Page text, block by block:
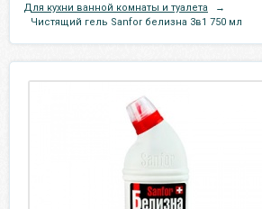
Для кухни ванной комнаты и туалета
→
Чистящий гель Sanfor белизна 3в1 750 мл